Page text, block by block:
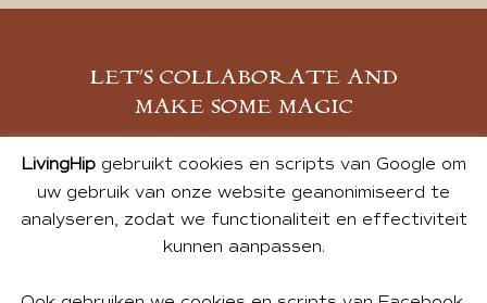
LET’S COLLABORATE AND
MAKE SOME MAGIC
MELD JE AAN
LivingHipgebruikt cookies en scripts van Google om
uw gebruik van onze website geanonimiseerd te
analyseren, zodat we functionaliteit en effectiviteit
kunnen aanpassen.